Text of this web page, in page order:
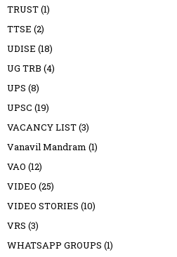
TRUST(1)
TTSE (2)
UDISE (18)
UG TRB (4)
UPS (8)
UPSC (19)
VACANCY LIST(3)
Vanavil Mandram (1)
VAO (12)
VIDEO (25)
VIDEO STORIES (10)
VRS (3)
WHATSAPP GROUPS (1)